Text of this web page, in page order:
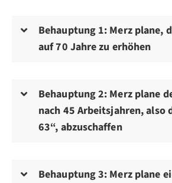
Behauptung 1: Merz plane,
auf 70 Jahre zu erhöhen
Behauptung 2: Merz plane
nach 45 Arbeitsjahren, also
63“, abzuschaffen
Behauptung 3: Merz plane